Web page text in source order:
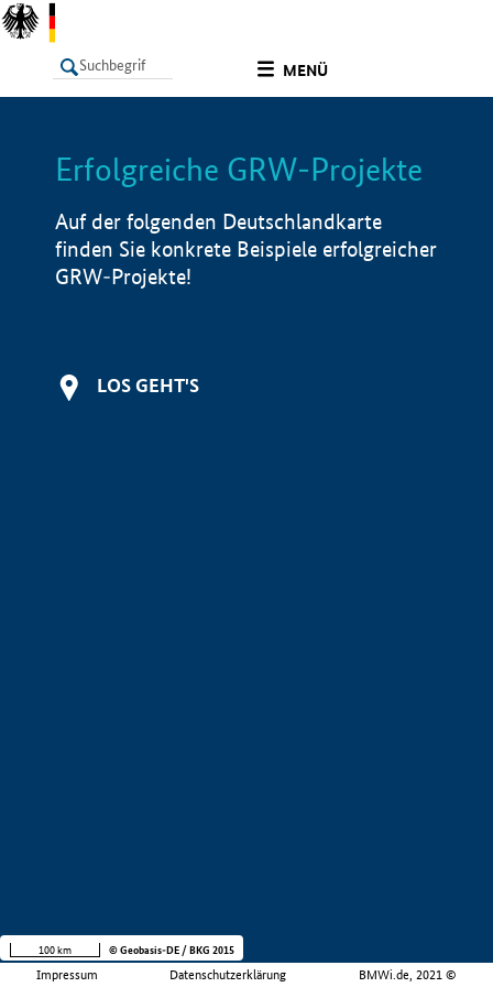
MENÜ
LISTE Info
Erfolgreiche GRW-Projekte
Auf der folgenden Deutschlandkarte
finden Sie konkrete Beispiele erfolgreicher
GRW-Projekte!
LOS GEHT'S
Impressum Datenschutzerklärung BMWi.de, 2021 ©
100 km © Geobasis-DE / BKG 2015